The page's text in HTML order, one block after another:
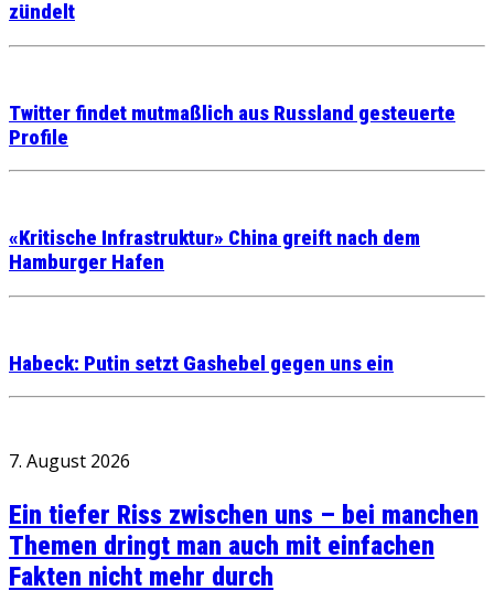
zündelt
Twitter findet mutmaßlich aus Russland gesteuerte
Profile
«Kritische Infrastruktur» China greift nach dem
Hamburger Hafen
Habeck: Putin setzt Gashebel gegen uns ein
7. August 2026
Ein tiefer Riss zwischen uns – bei manchen
Themen dringt man auch mit einfachen
Fakten nicht mehr durch